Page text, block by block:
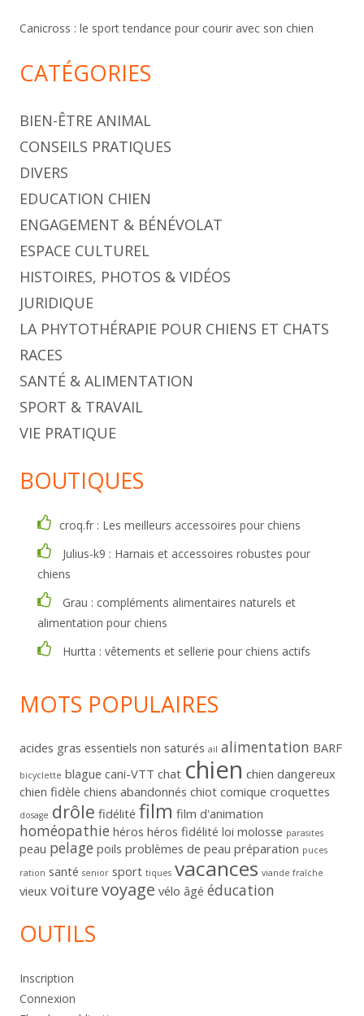
Canicross : le sport tendance pour courir avec son chien
CATÉGORIES
BIEN-ÊTRE ANIMAL
CONSEILS PRATIQUES
DIVERS
EDUCATION CHIEN
ENGAGEMENT & BÉNÉVOLAT
ESPACE CULTUREL
HISTOIRES, PHOTOS & VIDÉOS
JURIDIQUE
LA PHYTOTHÉRAPIE POUR CHIENS ET CHATS
RACES
SANTÉ & ALIMENTATION
SPORT & TRAVAIL
VIE PRATIQUE
BOUTIQUES
croq.fr : Les meilleurs accessoires pour chiens
Julius-k9 : Harnais et accessoires robustes pour
chiens
Grau : compléments alimentaires naturels et
alimentation pour chiens
Hurtta : vêtements et sellerie pour chiens actifs
MOTS POPULAIRES
acides gras essentiels non saturés ail alimentation BARF
bicyclette blague cani-VTT chat chien chien dangereux
chien fidèle chiens abandonnés chiot comique croquettes
dosage drôle fidélité film film d'animation
homéopathie héros héros fidélité loi molosse parasites
peau pelage poils problèmes de peau préparation puces
ration santé senior sport tiques vacances viande fraîche
vieux voiture voyage vélo âgé éducation
OUTILS
Inscription
Connexion